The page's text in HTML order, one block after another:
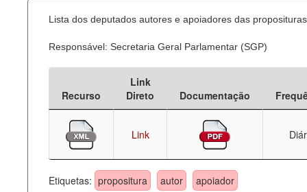
Processo Legislativo
Deputados Estaduais
Administração
Legislação
Lista dos deputados autores e apoiadores das
Responsável: Secretaria Geral Parlamentar (SGP)
Recurso
Link
Direto
Documentação
Link
Etiquetas: propositura autor apoiador